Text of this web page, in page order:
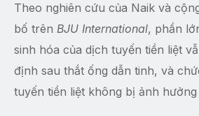
Theo nghiên cứu của Naik và
bố trên BJU International, phần
sinh hóa của dịch tuyến tiền liệt
định sau thắt ống dẫn tinh, và
tuyến tiền liệt không bị ảnh hưởng